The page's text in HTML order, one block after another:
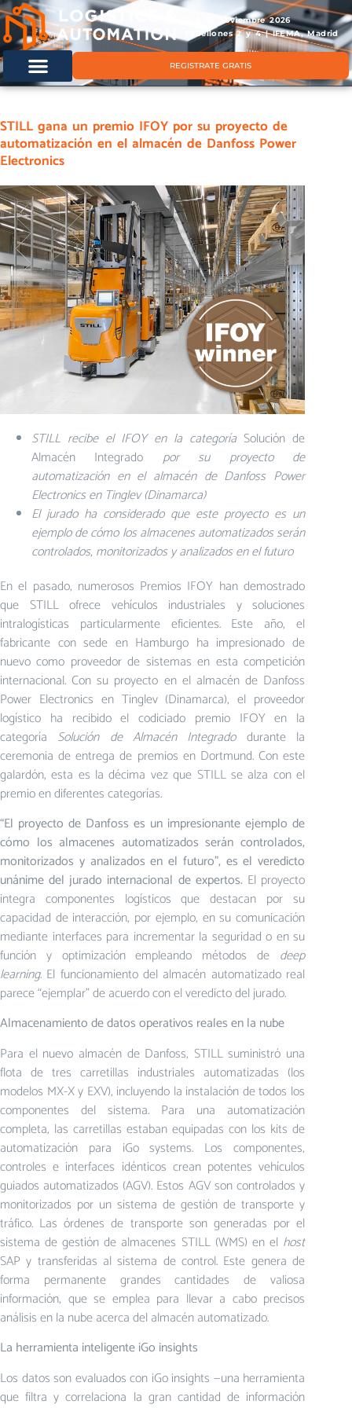
11 & 12 noviembre 2026
Pabellones 2 y 4 | IFEMA, Madrid
REGISTRATE GRATIS
STILL gana un premio IFOY por su proyecto de
automatización en el almacén de Danfoss Power
Electronics
STILL recibe el IFOY en la categoría Solución de
Almacén Integrado por su proyecto de
automatización en el almacén de Danfoss Power
Electronics en Tinglev (Dinamarca)
El jurado ha considerado que este proyecto es un
ejemplo de cómo los almacenes automatizados serán
controlados, monitorizados y analizados en el futuro
En el pasado, numerosos Premios IFOY han demostrado
que STILL ofrece vehículos industriales y soluciones
intralogísticas particularmente eficientes. Este año, el
fabricante con sede en Hamburgo ha impresionado de
nuevo como proveedor de sistemas en esta competición
internacional. Con su proyecto en el almacén de Danfoss
Power Electronics en Tinglev (Dinamarca), el proveedor
logístico ha recibido el codiciado premio IFOY en la
categoría Solución de Almacén Integradodurante la
ceremonia de entrega de premios en Dortmund. Con este
galardón, esta es la décima vez que STILL se alza con el
premio en diferentes categorías.
“El proyecto de Danfoss es un impresionante ejemplo de
cómo los almacenes automatizados serán controlados,
monitorizados y analizados en el futuro”, es el veredicto
unánime del jurado internacional de expertos. El proyecto
integra componentes logísticos que destacan por su
capacidad de interacción, por ejemplo, en su comunicación
mediante interfaces para incrementar la seguridad o en su
función y optimización empleando métodos de deep
learning. El funcionamiento del almacén automatizado real
parece “ejemplar” de acuerdo con el veredicto del jurado.
Almacenamiento de datos operativos reales en la nube
Para el nuevo almacén de Danfoss, STILL suministró una
flota de tres carretillas industriales automatizadas (los
modelos MX-X y EXV), incluyendo la instalación de todos los
componentes del sistema. Para una automatización
completa, las carretillas estaban equipadas con los kits de
automatización para iGo systems. Los componentes,
controles e interfaces idénticos crean potentes vehículos
guiados automatizados (AGV). Estos AGV son controlados y
monitorizados por un sistema de gestión de transporte y
tráfico. Las órdenes de transporte son generadas por el
sistema de gestión de almacenes STILL (WMS) en el host
SAP y transferidas al sistema de control. Este genera de
forma permanente grandes cantidades de valiosa
información, que se emplea para llevar a cabo precisos
análisis en la nube acerca del almacén automatizado.
La herramienta inteligente iGo insights
Los datos son evaluados con iGo insights —una herramienta
que filtra y correlaciona la gran cantidad de información